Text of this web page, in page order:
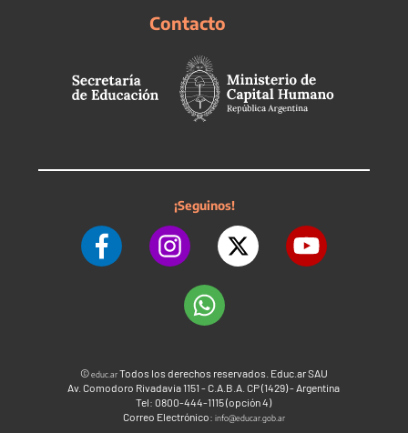
Contacto
¡Seguinos!
©educ.arTodos los derechos reservados. Educ.ar SAU
Av. Comodoro Rivadavia 1151 - C.A.B.A. CP (1429) - Argentina
Tel: 0800-444-1115 (opción 4)
Correo Electrónico: info@educar.gob.ar